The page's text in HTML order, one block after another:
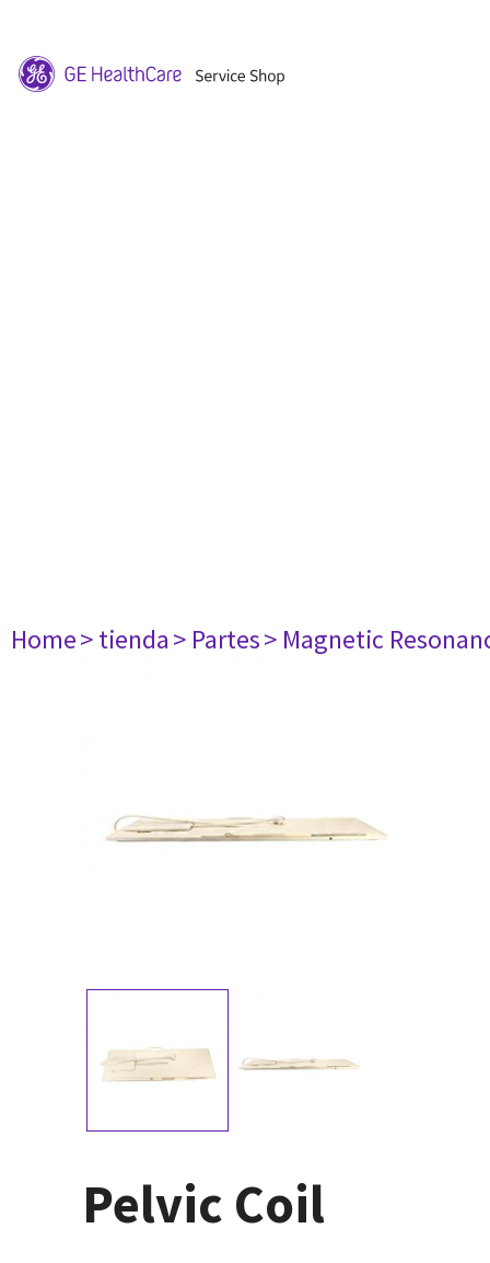
Home> tienda> Partes> Magnetic
Pelvic Coil